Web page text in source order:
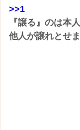
>>1
『譲る』のは本
他人が譲れとせ